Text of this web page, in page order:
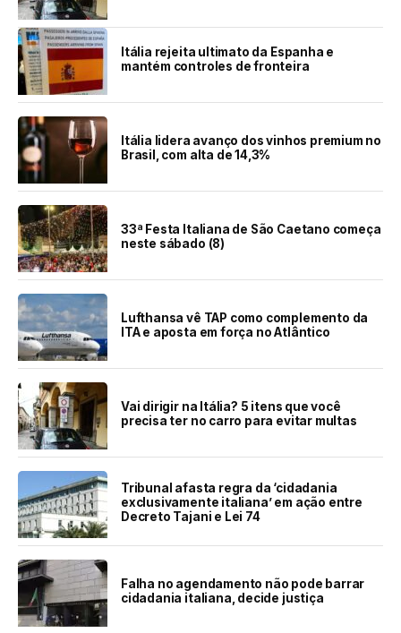
Itália rejeita ultimato da Espanha e
mantém controles de fronteira
Itália lidera avanço dos vinhos premium no
Brasil, com alta de 14,3%
33ª Festa Italiana de São Caetano começa
neste sábado (8)
Lufthansa vê TAP como complemento da
ITA e aposta em força no Atlântico
Vai dirigir na Itália? 5 itens que você
precisa ter no carro para evitar multas
Tribunal afasta regra da ‘cidadania
exclusivamente italiana’ em ação entre
Decreto Tajani e Lei 74
Falha no agendamento não pode barrar
cidadania italiana, decide justiça